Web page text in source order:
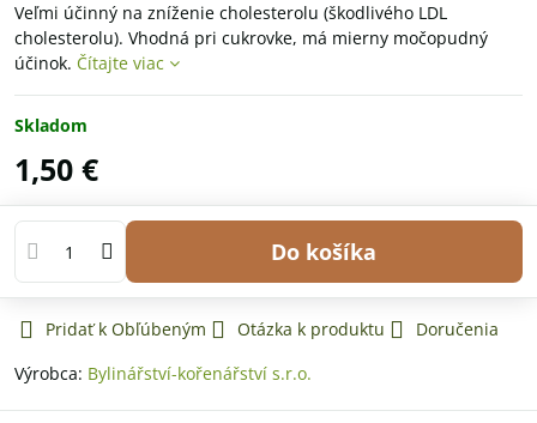
Veľmi účinný na zníženie cholesterolu (škodlivého LDL
cholesterolu). Vhodná pri cukrovke, má mierny močopudný
účinok. Čítajte viac
Skladom
1,50 €
Do košíka
Pridať k Obľúbeným Otázka k produktu
Doručenia
Výrobca: Bylinářství-kořenářství s.r.o.